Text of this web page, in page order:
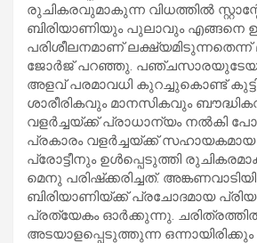
രുചികരവുമാകുന്ന വിധത്തില്‍
ബിരിയാണിയും പുലാവും എങ്ങനെ
പരിശീലനമാണ് ലക്ഷ്യമിടുന്നതെന്ന്
ജോര്‍ജ് പറഞ്ഞു. പഞ്ചസാരയുടേയും
അളവ് പരമാവധി കുറച്ചുകൊണ്ട്
ശാരീരികവും മാനസികവും
വളര്‍ച്ചയ്ക്ക് പ്രാധാന്യം നല്‍കി
പ്രകാരം വളര്‍ച്ചയ്ക്ക്
പ്രോട്ടീനും ഉള്‍പ്പെടുത്തി
മെനു പരിഷ്‌ക്കരിച്ചത്.
ബിരിയാണിയ്ക്ക് പ്രചോദമായ
പ്രത്യേകം ഓര്‍ക്കുന്നു.
അടയാളപ്പെടുത്തുന്ന